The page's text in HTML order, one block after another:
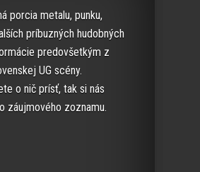
porcia metalu, punku,
príbuzných hudobných
predovšetkým z
UG scény.
o nič prísť, tak si nás
záujmového zoznamu.